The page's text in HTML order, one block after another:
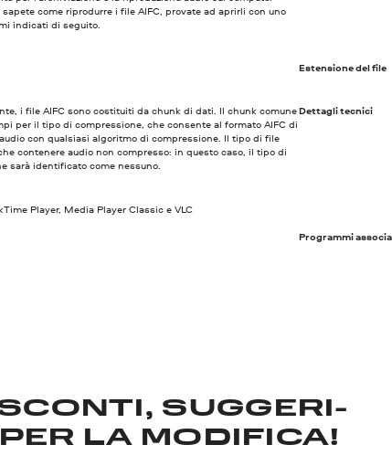
sapete come riprodurre i file AIFC, provate ad aprirli con uno
indicati di seguito.
i file AIFC sono costituiti da chunk di dati. Il chunk comune
per il tipo di compressione, che consente al formato AIFC di
con qualsiasi algoritmo di compressione. Il tipo di file
contenere audio non compresso: in questo caso, il tipo di
sarà identificato come nessuno.
Player, Media Player Classic e VLC
Estensione del file
Dettagli tecnici
Programmi
SUGGERI­
LA MODIFICA!